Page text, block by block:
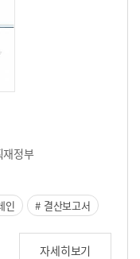
재정부
인 결산보고서
자세히보기